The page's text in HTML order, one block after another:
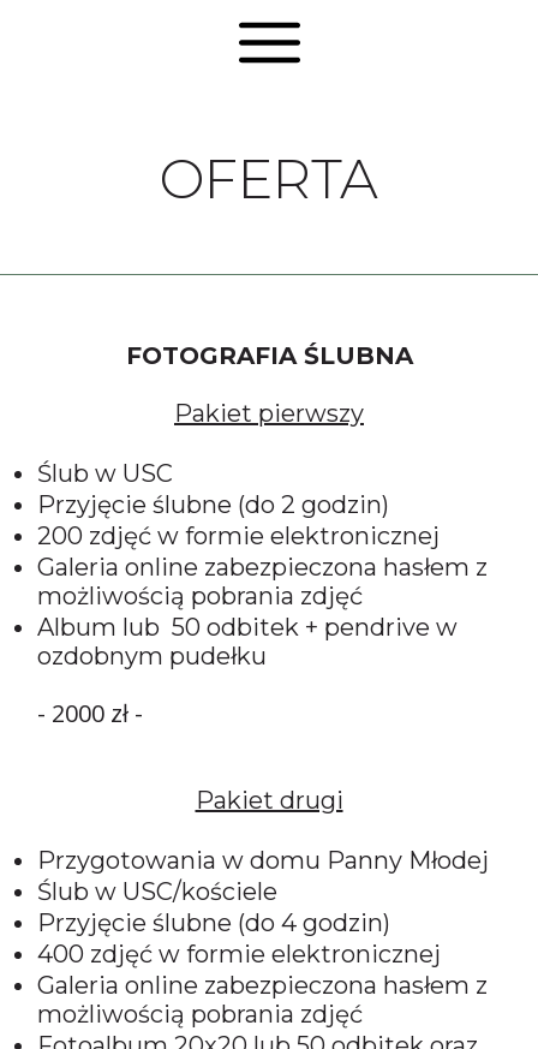
OFERTA
FOTOGRAFIA ŚLUBNA
Pakiet pierwszy
Ślub w USC
Przyjęcie ślubne (do 2 godzin)
200 zdjęć w formie elektronicznej
Galeria online zabezpieczona hasłem z
możliwością pobrania zdjęć
Album lub 50 odbitek + pendrive w
ozdobnym pudełku
- 2000 zł -
Pakiet drugi
Przygotowania w domu Panny Młodej
Ślub w USC/kościele
Przyjęcie ślubne (do 4 godzin)
400 zdjęć w formie elektronicznej
Galeria online zabezpieczona hasłem z
możliwością pobrania zdjęć